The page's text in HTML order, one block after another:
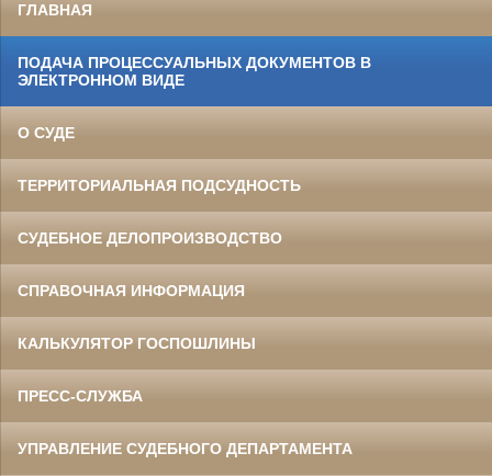
ГЛАВНАЯ
ПОДАЧА ПРОЦЕССУАЛЬНЫХ ДОКУМЕНТОВ В
ЭЛЕКТРОННОМ ВИДЕ
О СУДЕ
ТЕРРИТОРИАЛЬНАЯ ПОДСУДНОСТЬ
СУДЕБНОЕ ДЕЛОПРОИЗВОДСТВО
СПРАВОЧНАЯ ИНФОРМАЦИЯ
КАЛЬКУЛЯТОР ГОСПОШЛИНЫ
ПРЕСС-СЛУЖБА
УПРАВЛЕНИЕ СУДЕБНОГО ДЕПАРТАМЕНТА